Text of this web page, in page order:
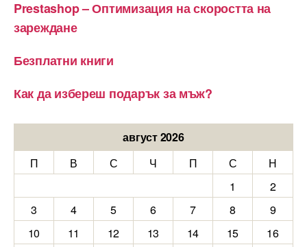
Prestashop – Оптимизация на скоростта на
зареждане
Безплатни книги
Как да избереш подарък за мъж?
август 2026
П
В С Ч П С
Н
1
2
3
4 5 6 7 8
9
10
11 12 13 14 15
16